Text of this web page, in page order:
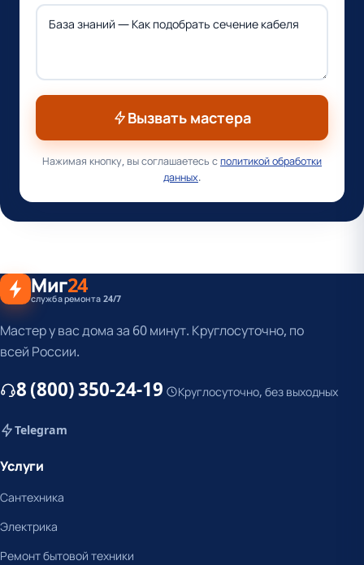
Вызвать мастера
Нажимая кнопку, вы соглашаетесь сполитикой обработки
данных.
Миг24
служба ремонта 24/7
Мастер у вас дома за 60 минут. Круглосуточно, по
всей России.
8 (800) 350-24-19 Круглосуточно, без выходных
Telegram
Услуги
Сантехника
Электрика
Ремонт бытовой техники